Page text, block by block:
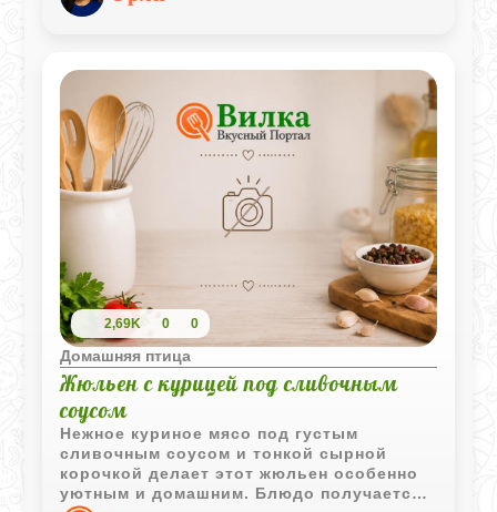
террасе, так и для шумного пикника.
2,69K 0 0
Домашняя птица
Жюльен с курицей под сливочным
соусом
Нежное куриное мясо под густым
сливочным соусом и тонкой сырной
корочкой делает этот жюльен особенно
уютным и домашним. Блюдо получается